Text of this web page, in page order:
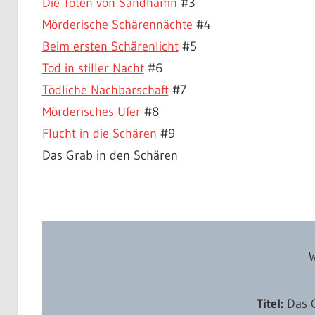
Mörderische Schärennächte #4
Beim ersten Schärenlicht#5
Tod in stiller Nacht#6
Tödliche Nachbarschaft#7
Mörderisches Ufer#8
Flucht in die Schären #9
Das Grab in den Schären
Titel: Das